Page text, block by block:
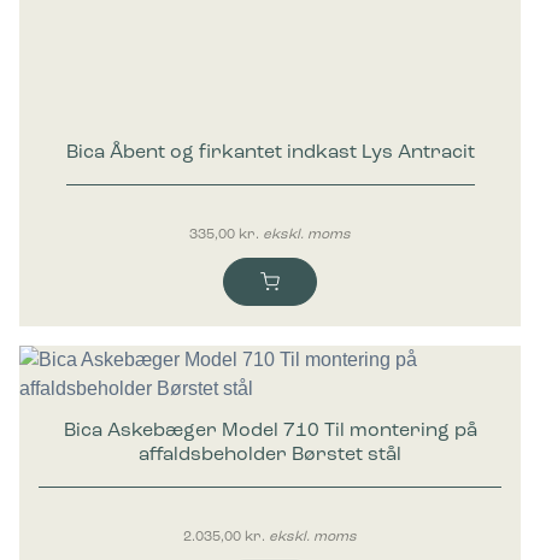
Bica Åbent og firkantet indkast Lys Antracit
335,00 kr. ekskl. moms
Bica Askebæger Model 710 Til montering på
affaldsbeholder Børstet stål
2.035,00 kr. ekskl. moms